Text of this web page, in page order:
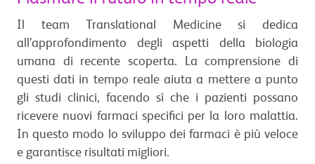
Il team Translational Medicine si dedica
all’approfondimento degli aspetti della biologia
umana di recente scoperta. La comprensione di
questi dati in tempo reale aiuta a mettere a punto
gli studi clinici, facendo sì che i pazienti possano
ricevere nuovi farmaci specifici per la loro malattia.
In questo modo lo sviluppo dei farmaci è più veloce
e garantisce risultati migliori.